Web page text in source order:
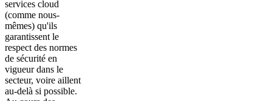
services cloud
(comme nous-
mêmes) qu'ils
garantissent le
respect des normes
de sécurité en
vigueur dans le
secteur, voire aillent
au-delà si possible.